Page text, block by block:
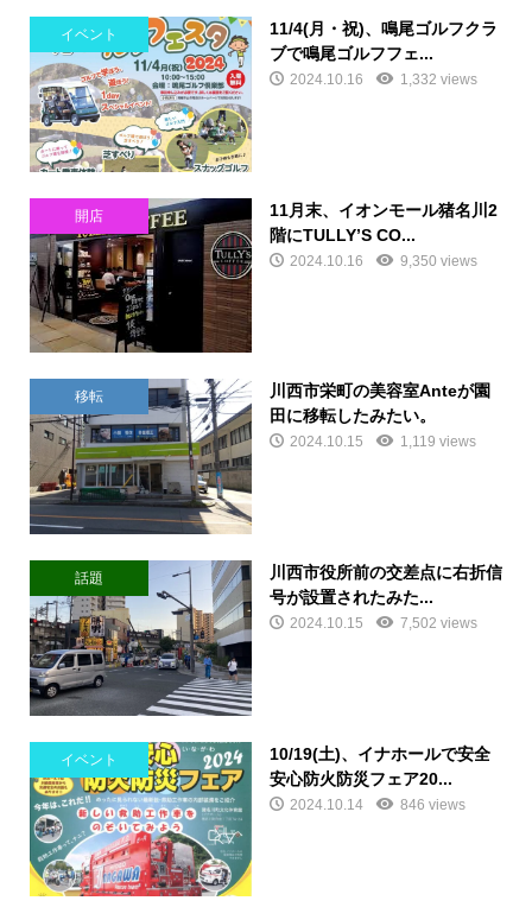
イベント
11/4(月・祝)、鳴尾ゴルフクラ
ブで鳴尾ゴルフフェ...
2024.10.16 1,332 views
開店
11月末、イオンモール猪名川2
階にTULLY’S CO...
2024.10.16 9,350 views
移転
川西市栄町の美容室Anteが園
田に移転したみたい。
2024.10.15 1,119 views
話題
川西市役所前の交差点に右折信
号が設置されたみた...
2024.10.15 7,502 views
イベント
10/19(土)、イナホールで安全
安心防火防災フェア20...
2024.10.14 846 views